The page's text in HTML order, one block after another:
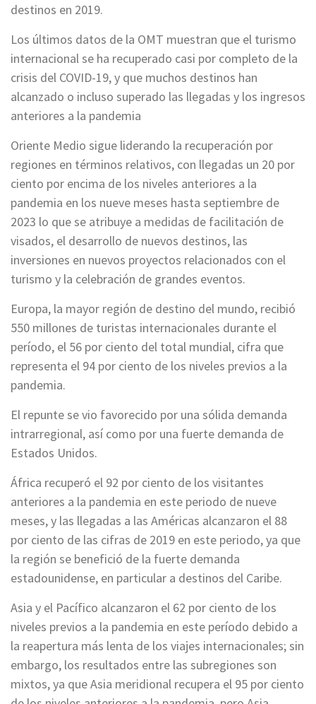
destinos en 2019.
Los últimos datos de la OMT muestran que el turismo
internacional se ha recuperado casi por completo de la
crisis del COVID-19, y que muchos destinos han
alcanzado o incluso superado las llegadas y los ingresos
anteriores a la pandemia
Oriente Medio sigue liderando la recuperación por
regiones en términos relativos, con llegadas un 20 por
ciento por encima de los niveles anteriores a la
pandemia en los nueve meses hasta septiembre de
2023 lo que se atribuye a medidas de facilitación de
visados, el desarrollo de nuevos destinos, las
inversiones en nuevos proyectos relacionados con el
turismo y la celebración de grandes eventos.
Europa, la mayor región de destino del mundo, recibió
550 millones de turistas internacionales durante el
período, el 56 por ciento del total mundial, cifra que
representa el 94 por ciento de los niveles previos a la
pandemia.
El repunte se vio favorecido por una sólida demanda
intrarregional, así como por una fuerte demanda de
Estados Unidos.
África recuperó el 92 por ciento de los visitantes
anteriores a la pandemia en este periodo de nueve
meses, y las llegadas a las Américas alcanzaron el 88
por ciento de las cifras de 2019 en este periodo, ya que
la región se benefició de la fuerte demanda
estadounidense, en particular a destinos del Caribe.
Asia y el Pacífico alcanzaron el 62 por ciento de los
niveles previos a la pandemia en este período debido a
la reapertura más lenta de los viajes internacionales; sin
embargo, los resultados entre las subregiones son
mixtos, ya que Asia meridional recupera el 95 por ciento